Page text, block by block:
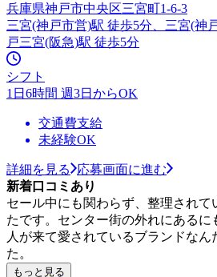
兵庫県神戸市中央区三宮町1-6-3
三宮(神戸市営)駅 徒歩5分、三宮(神
戸三宮(阪急)駅 徒歩5分
シフト
1日6時間 週3日からOK
交通費支給
未経験OK
詳細を見る
応募画面に進む
新着口コミあり
セール中にも関わらず、整理されて
たです。センター街の外れにある
人が来て愛されているブランドなん
た。
もっと見る